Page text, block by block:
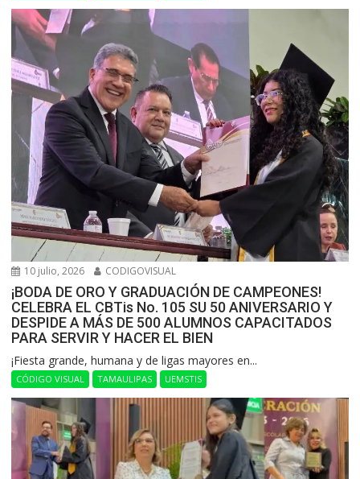
10 julio, 2026 CODIGOVISUAL
¡BODA DE ORO Y GRADUACIÓN DE CAMPEONES!
CELEBRA EL CBTis No. 105 SU 50 ANIVERSARIO Y
DESPIDE A MÁS DE 500 ALUMNOS CAPACITADOS
PARA SERVIR Y HACER EL BIEN
​¡Fiesta grande, humana y de ligas mayores en...
CÓDIGO VISUAL TAMAULIPAS UEMSTIS